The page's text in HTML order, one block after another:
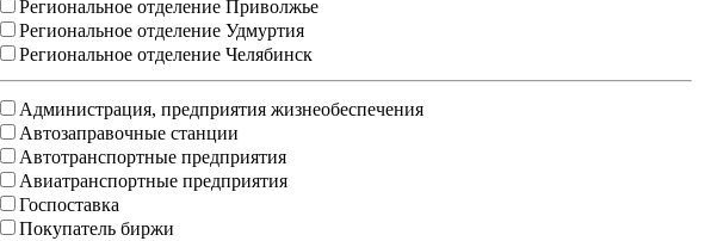
Региональное отделение Приволжье
Региональное отделение Удмуртия
Региональное отделение Челябинск
Администрация, предприятия жизнеобеспечения
Автозаправочные станции
Автотранспортные предприятия
Авиатранспортные предприятия
Госпоставка
Покупатель биржи